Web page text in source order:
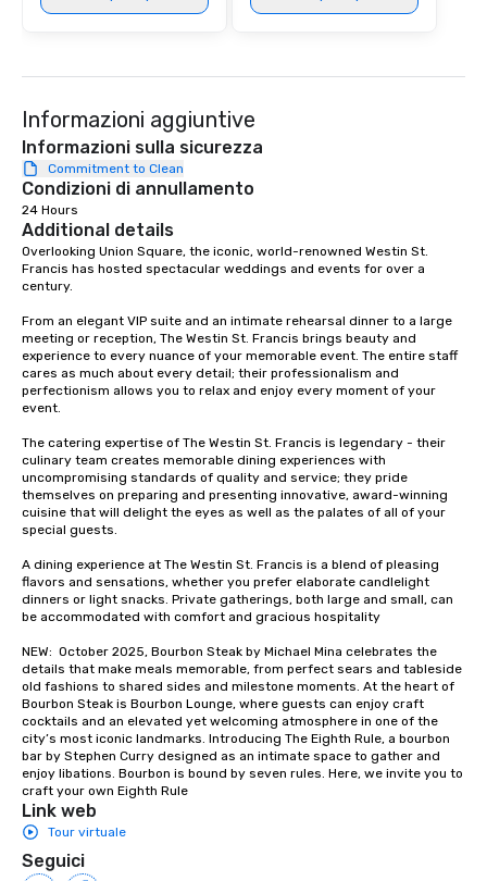
Informazioni aggiuntive
Informazioni sulla sicurezza
Commitment to Clean
Condizioni di annullamento
24 Hours
Additional details
Overlooking Union Square, the iconic, world-renowned Westin St.
Francis has hosted spectacular weddings and events for over a
century.
From an elegant VIP suite and an intimate rehearsal dinner to a large
meeting or reception, The Westin St. Francis brings beauty and
experience to every nuance of your memorable event. The entire staff
cares as much about every detail; their professionalism and
perfectionism allows you to relax and enjoy every moment of your
event.
The catering expertise of The Westin St. Francis is legendary - their
culinary team creates memorable dining experiences with
uncompromising standards of quality and service; they pride
themselves on preparing and presenting innovative, award-winning
cuisine that will delight the eyes as well as the palates of all of your
special guests.
A dining experience at The Westin St. Francis is a blend of pleasing
flavors and sensations, whether you prefer elaborate candlelight
dinners or light snacks. Private gatherings, both large and small, can
be accommodated with comfort and gracious hospitality
NEW:  October 2025, Bourbon Steak by Michael Mina celebrates the
details that make meals memorable, from perfect sears and tableside
old fashions to shared sides and milestone moments. At the heart of
Bourbon Steak is Bourbon Lounge, where guests can enjoy craft
cocktails and an elevated yet welcoming atmosphere in one of the
city’s most iconic landmarks. Introducing The Eighth Rule, a bourbon
bar by Stephen Curry designed as an intimate space to gather and
enjoy libations. Bourbon is bound by seven rules. Here, we invite you to
craft your own Eighth Rule
Link web
Tour virtuale
Seguici